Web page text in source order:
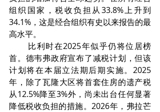
组织国家，税收负担从33.8%上升到
34.1%，这是经合组织有史以来报告的最
高水平。
比利时在2025年似乎仍将位居榜
首。德韦弗政府宣布了减税计划，但该
计划将在本届立法期后期实施。2025
年，除了瓦隆大区将首套住房的遗产税
从12.5%降至3%外，尚未出台任何显著
降低税收负担的措施。2026年，弗拉芒